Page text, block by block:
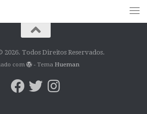
2026. Todos Direitos Reservados.
com - Tema Hueman